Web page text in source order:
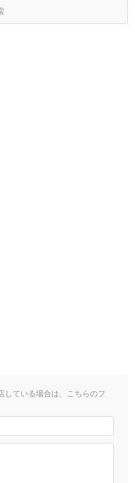
している場合は、こちらのフ